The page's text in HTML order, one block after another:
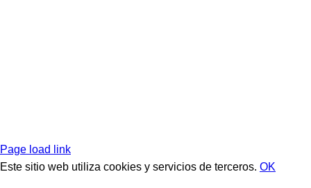
Page load link
Este sitio web utiliza cookies y servicios de terceros. OK